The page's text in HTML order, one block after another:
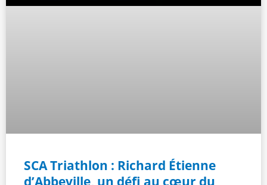
SCA Triathlon : Richard Étienne
d’Abbeville, un défi au cœur du